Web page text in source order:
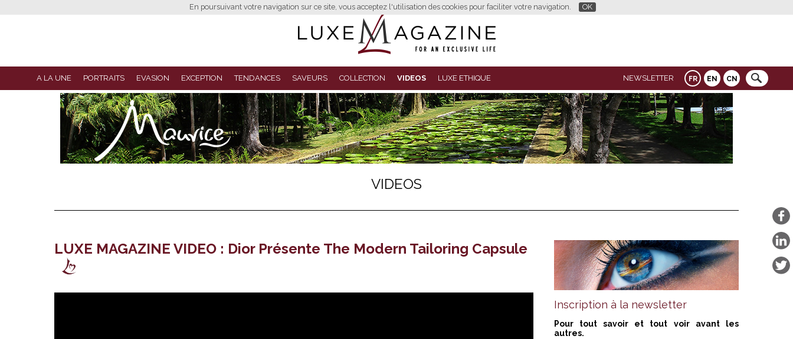
En poursuivant votre navigation sur ce site, vous acceptez l'utilisation des cookies pour faciliter votre navigation. OK
FR EN CN
A LA UNE PORTRAITS EVASION EXCEPTION TENDANCES SAVEURS COLLECTION VIDEOS LUXE ETHIQUE NEWSLETTER
VIDEOS
LUXE MAGAZINE VIDEO : Dior Présente The Modern Tailoring Capsule
Inscription à la newsletter
Pour tout savoir et tout voir avant les
autres.